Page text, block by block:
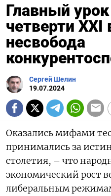
Главный
четверти XXI
несвобода
Сергей Шелин
19.07.2024
Оказались мифами
принимались за
столетия, – что
экономический рост
либеральным